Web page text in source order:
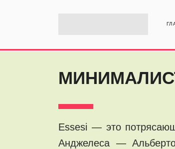
Essesi — это
Анджелеса —